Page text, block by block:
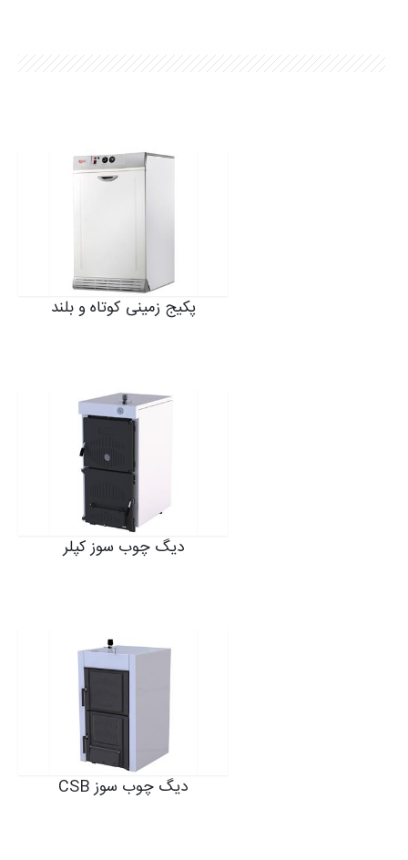
شکایات
پکیج‌ زمینی کوتاه و بلند
دیگ چوب سوز کپلر
دیگ چوب سوز CSB